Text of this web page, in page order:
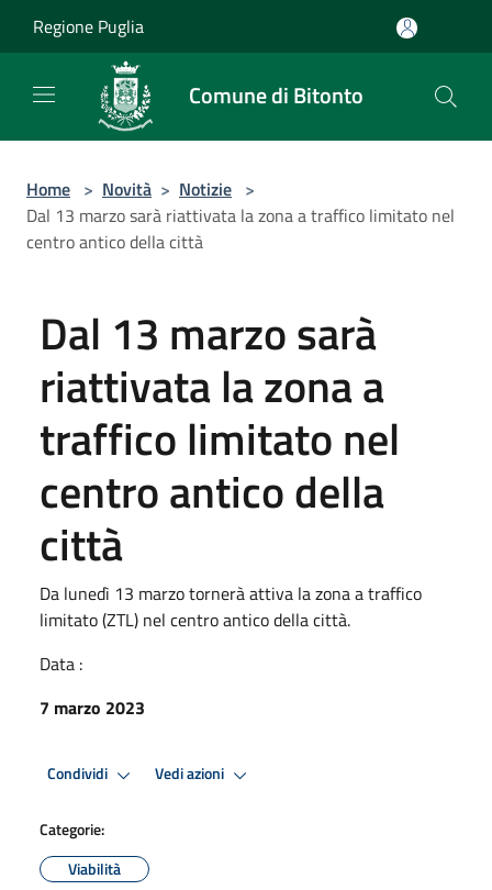
Regione Puglia
Comune di Bitonto
Home > Novità > Notizie >
Dal 13 marzo sarà riattivata la zona a traffico limitato nel
centro antico della città
Dal 13 marzo sarà
riattivata la zona a
traffico limitato nel
centro antico della
città
Da lunedì 13 marzo tornerà attiva la zona a traffico
limitato (ZTL) nel centro antico della città.
Data :
7 marzo 2023
Condividi Vedi azioni
Categorie:
Viabilità